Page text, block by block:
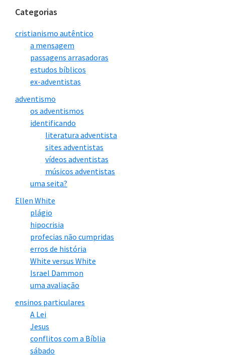
Categorias
cristianismo autêntico
a mensagem
passagens arrasadoras
estudos bíblicos
ex-adventistas
adventismo
os adventismos
identificando
literatura adventista
sites adventistas
vídeos adventistas
músicos adventistas
uma seita?
Ellen White
plágio
hipocrisia
profecias não cumpridas
erros de história
White versus White
Israel Dammon
uma avaliação
ensinos particulares
A Lei
Jesus
conflitos com a Bíblia
sábado